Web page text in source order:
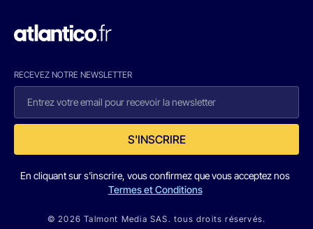
RECEVEZ NOTRE NEWSLETTER
S'INSCRIRE
En cliquant sur s'inscrire, vous confirmez que vous acceptez nos
Termes et Conditions
© 2026 Talmont Media SAS. tous droits réservés.